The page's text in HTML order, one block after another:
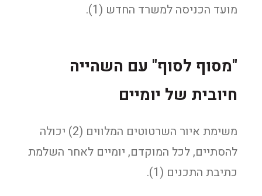
מועד הכניסה למשרד החדש (1).
"מסוף לסוף" עם השהייה
חיובית של יומיים
משימת איור השרטוטים המלווים (2) יכולה
להסתיים, לכל המוקדם, יומיים לאחר השלמת
כתיבת התכנים (1).